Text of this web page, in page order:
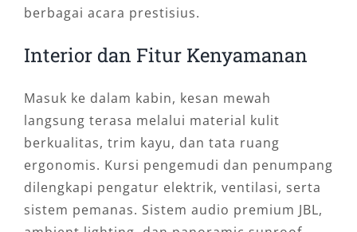
berbagai acara prestisius.
Interior dan Fitur Kenyamanan
Masuk ke dalam kabin, kesan mewah
langsung terasa melalui material kulit
berkualitas, trim kayu, dan tata ruang
ergonomis. Kursi pengemudi dan penumpang
dilengkapi pengatur elektrik, ventilasi, serta
sistem pemanas. Sistem audio premium JBL,